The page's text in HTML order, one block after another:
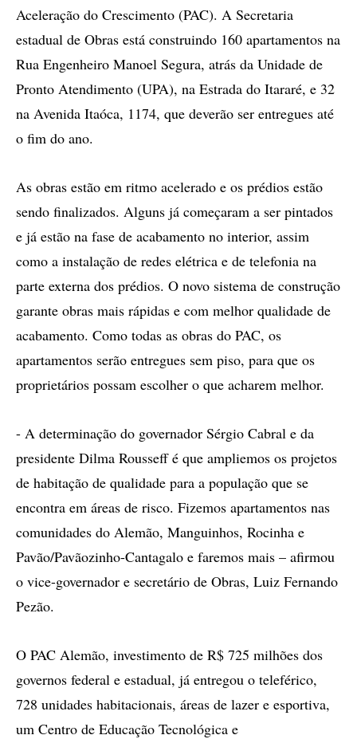
Aceleração do Crescimento (PAC). A Secretaria
estadual de Obras está construindo 160 apartamentos na
Rua Engenheiro Manoel Segura, atrás da Unidade de
Pronto Atendimento (UPA), na Estrada do Itararé, e 32
na Avenida Itaóca, 1174, que deverão ser entregues até
o fim do ano.
As obras estão em ritmo acelerado e os prédios estão
sendo finalizados. Alguns já começaram a ser pintados
e já estão na fase de acabamento no interior, assim
como a instalação de redes elétrica e de telefonia na
parte externa dos prédios. O novo sistema de construção
garante obras mais rápidas e com melhor qualidade de
acabamento. Como todas as obras do PAC, os
apartamentos serão entregues sem piso, para que os
proprietários possam escolher o que acharem melhor.
- A determinação do governador Sérgio Cabral e da
presidente Dilma Rousseff é que ampliemos os projetos
de habitação de qualidade para a população que se
encontra em áreas de risco. Fizemos apartamentos nas
comunidades do Alemão, Manguinhos, Rocinha e
Pavão/Pavãozinho-Cantagalo e faremos mais – afirmou
o vice-governador e secretário de Obras, Luiz Fernando
Pezão.
O PAC Alemão, investimento de R$ 725 milhões dos
governos federal e estadual, já entregou o teleférico,
728 unidades habitacionais, áreas de lazer e esportiva,
um Centro de Educação Tecnológica e